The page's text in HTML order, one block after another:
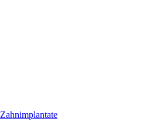
Zahnimplantate